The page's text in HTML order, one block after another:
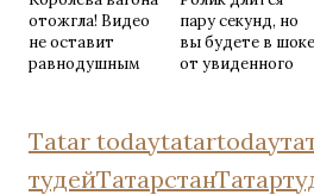
отожгла! Видео
не оставит
равнодушным
пару секунд, но
вы будете в шоке
от увиденного
Tatar todaytatartoday
тудейТатарстан